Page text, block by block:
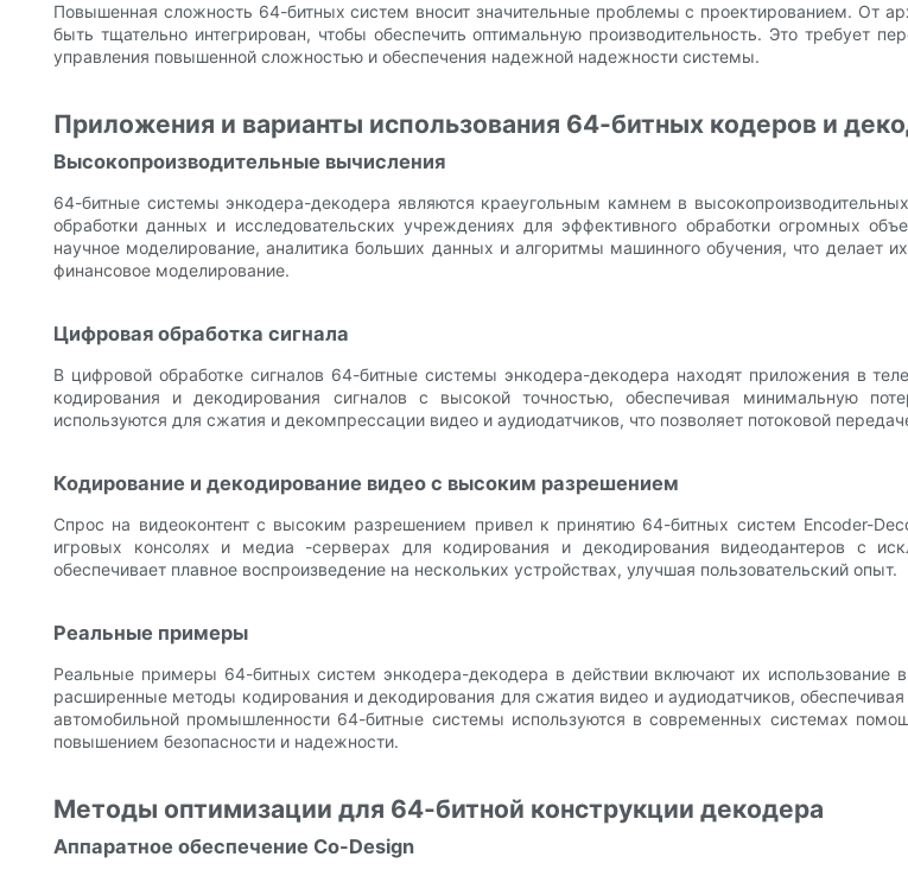
Повышенная сложность 64-битных систем вносит значительные проблемы с проектированием. От
быть тщательно интегрирован, чтобы обеспечить оптимальную производительность. Это требует
управления повышенной сложностью и обеспечения надежной надежности системы.
Приложения и варианты использования 64-битных кодеров и
Высокопроизводительные вычисления
64-битные системы энкодера-декодера являются краеугольным камнем в
обработки данных и исследовательских учреждениях для эффективного обработки огромных
научное моделирование, аналитика больших данных и алгоритмы машинного обучения, что делает
финансовое моделирование.
Цифровая обработка сигнала
В цифровой обработке сигналов 64-битные системы энкодера-декодера находят приложения в
кодирования и декодирования сигналов с высокой точностью, обеспечивая минимальную
используются для сжатия и декомпрессации видео и аудиодатчиков, что позволяет потоковой
Кодирование и декодирование видео с высоким разрешением
Спрос на видеоконтент с высоким разрешением привел к принятию 64-битных систем Encoder-
игровых консолях и медиа -серверах для кодирования и декодирования видеодантеров с
обеспечивает плавное воспроизведение на нескольких устройствах, улучшая пользовательский опыт.
Реальные примеры
Реальные примеры 64-битных систем энкодера-декодера в действии включают их
расширенные методы кодирования и декодирования для сжатия видео и аудиодатчиков,
автомобильной промышленности 64-битные системы используются в современных системах
повышением безопасности и надежности.
Методы оптимизации для 64-битной конструкции декодера
Аппаратное обеспечение Co-Design